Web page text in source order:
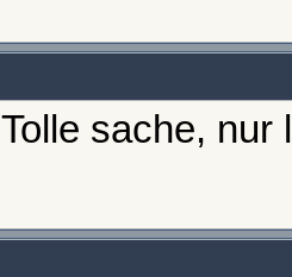
Tolle sache, nur